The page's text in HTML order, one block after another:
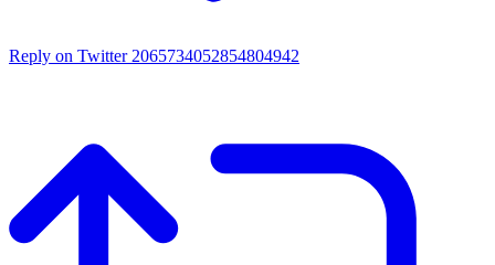
Reply on Twitter 2065734052854804942